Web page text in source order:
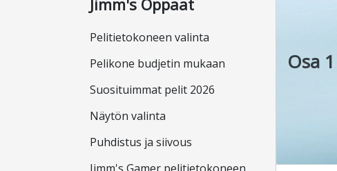
Jimm's Oppaat
Pelitietokoneen valinta
Pelikone budjetin mukaan
Suosituimmat pelit 2026
Näytön valinta
Puhdistus ja siivous
Osa 1